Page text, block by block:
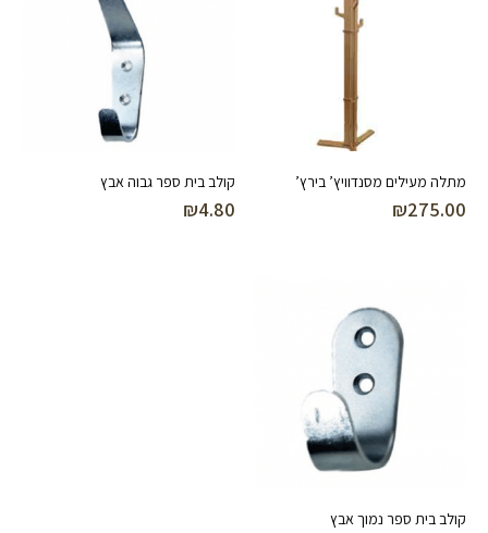
מתלה מעילים מסנדוויץ’ בירץ’
₪275.00
קולב בית ספר גבוה אבץ
₪4.80
קולב בית ספר נמוך אבץ